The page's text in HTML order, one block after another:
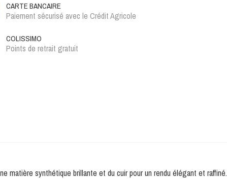
CARTE BANCAIRE
Paiement sécurisé avec le Crédit Agricole
COLISSIMO
Points de retrait gratuit
matière synthétique brillante et du cuir pour un rendu élégant et raffiné.